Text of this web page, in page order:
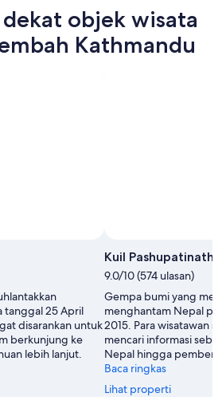
objek wisata
Kathmandu
tanggal 25 April
disarankan untuk
berkunjung ke
lebih lanjut.
Kuil Pashupatinath
9.0/10 (574 ulasan)
Gempa bumi yang
menghantam Nepal
2015. Para wisatawan
mencari informasi
Nepal hingga
Baca ringkas
Lihat properti